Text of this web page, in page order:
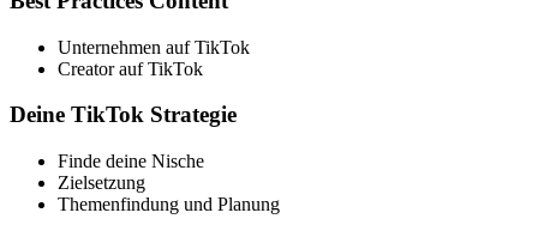
Unternehmen auf TikTok
Creator auf TikTok
Deine TikTok Strategie
Finde deine Nische
Zielsetzung
Themenfindung und Planung